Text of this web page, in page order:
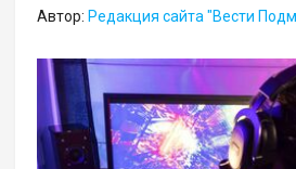
Автор: Редакция сайта "Вести